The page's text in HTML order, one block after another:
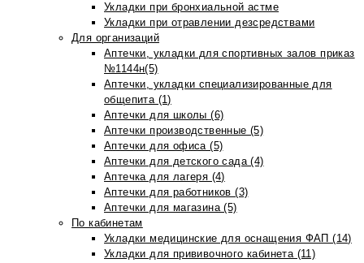
Укладки при бронхиальной астме
Укладки при отравлении дезсредствами
Для организаций
Аптечки, укладки для спортивных залов приказ
№1144н(5)
Аптечки, укладки специализированные для
общепита (1)
Аптечки для школы (6)
Аптечки производственные (5)
Аптечки для офиса (5)
Аптечки для детского сада (4)
Аптечка для лагеря (4)
Аптечки для работников (3)
Аптечки для магазина (5)
По кабинетам
Укладки медицинские для оснащения ФАП (14)
Укладки для прививочного кабинета (11)